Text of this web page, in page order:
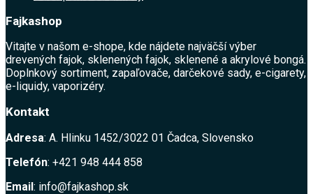
Fajkashop
Vitajte v našom e-shope, kde nájdete najväčší výber
drevených fajok, sklenených fajok, sklenené a akrylové bongá.
Doplnkový sortiment, zapaľovače, darčekové sady, e-cigarety,
e-liquidy, vaporizéry.
Kontakt
Adresa: A. Hlinku 1452/3022 01 Čadca, Slovensko
Telefón: +421 948 444 858
Email: info@fajkashop.sk